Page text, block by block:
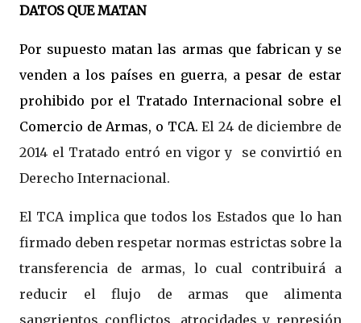
DATOS QUE MATAN
Por supuesto matan las armas que fabrican y se
venden a los países en guerra, a pesar de estar
prohibido por el Tratado Internacional sobre el
Comercio de Armas, o TCA.El 24 de diciembre de
2014 el Tratado entró en vigor y se convirtió en
Derecho Internacional.
El TCA implica que todos los Estados que lo han
firmado deben respetar normas estrictas sobre la
transferencia de armas, lo cual contribuirá a
reducir el flujo de armas que alimenta
sangrientos conflictos, atrocidades y represión